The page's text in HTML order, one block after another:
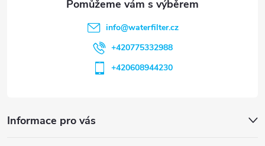
Informace pro vás
info@waterfilter.cz
+420775332988
+420608944230